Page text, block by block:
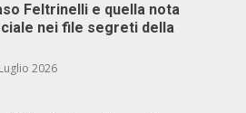
Feltrinelli e quella nota
nei file segreti della
2026